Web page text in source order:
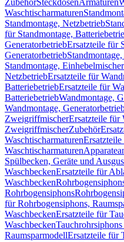
ZubehörSteckdosenArmaturen
Waschtischarmaturen
Standmontage, Netzbetrieb
für Standmontage,
GeneratorbetriebErsatzteile für
Generatorbetrieb
Standmontage, Einhebelmischer
NetzbetriebErsatzteile für
BatteriebetriebErsatzteile für
BatteriebetriebWandmontage,
Wandmontage,
ZweigriffmischerErsatzteile für
ZweigriffmischerZubehör
Waschtischarmaturen
Waschtischarmaturen
Spülbecken, Geräte und
WaschbeckenErsatzteile für
Waschbecken
Rohrbogensiphons
für Rohrbogensiphons,
WaschbeckenErsatzteile für
Waschbecken
RaumsparmodellErsatzteile für